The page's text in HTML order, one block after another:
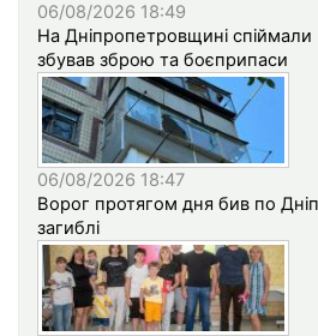
06/08/2026 18:49
На Дніпропетровщині спіймали
збував зброю та боєприпаси
06/08/2026 18:47
Ворог протягом дня бив по
загиблі